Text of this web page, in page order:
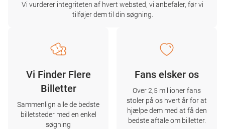
Vi vurderer integriteten af ​​hvert websted, vi anbefaler, før vi
tilføjer dem til din søgning.
Vi Finder Flere
Billetter
Sammenlign alle de bedste
billetsteder med en enkel
søgning
Fans elsker os
Over 2,5 millioner fans
stoler på os hvert år for at
hjælpe dem med at få den
bedste aftale om billetter.